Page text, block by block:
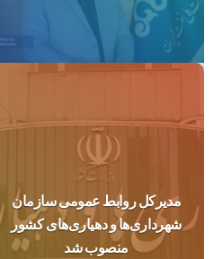
مدیرکل روابط عمومی سازمان
شهرداری‌ها و دهیاری‌های کشور
منصوب شد